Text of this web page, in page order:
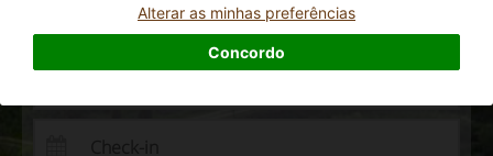
Alterar as minhas preferências
Concordo